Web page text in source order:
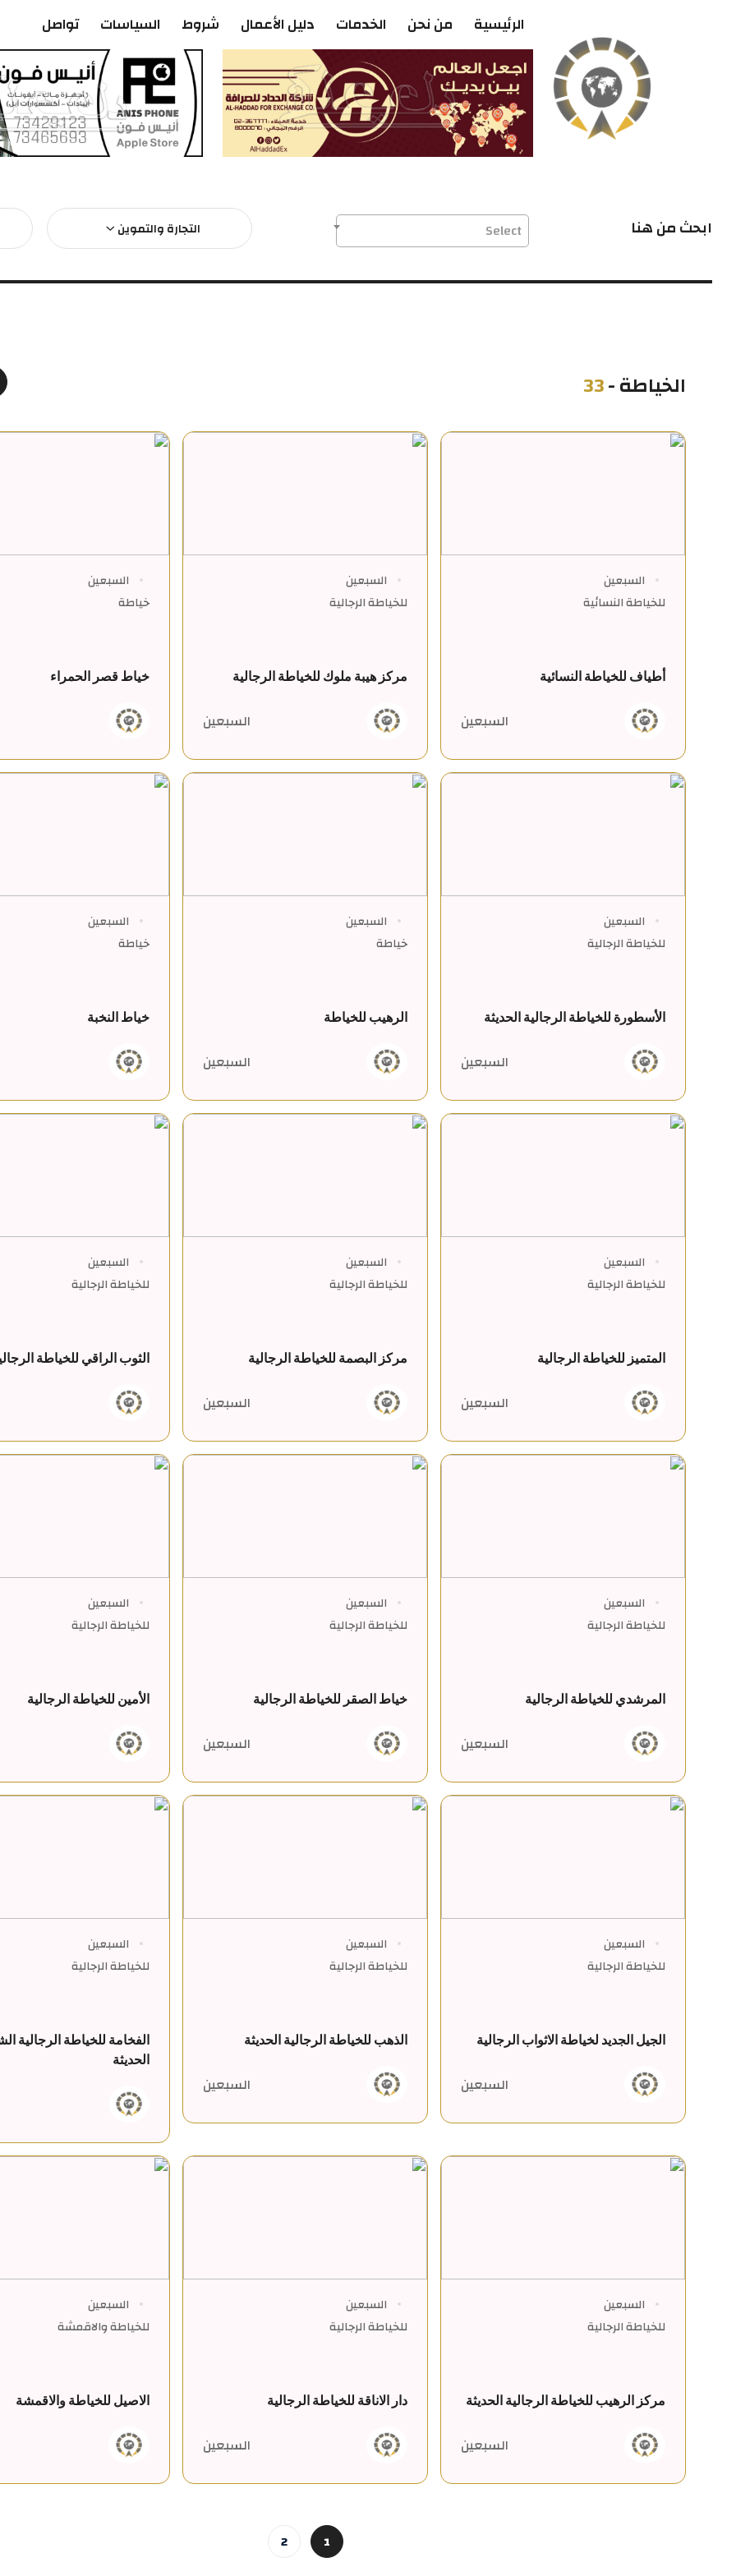
الرئيسية من نحن الخدمات دليل الأعمال شروط السياسات تواصل
ابحث من هنا Select التجارة والتموين
الخياطة-
33
السبعين
للخياطة النسائية
أطياف للخياطة النسائية
السبعين
السبعين
للخياطة الرجالية
مركز هيبة ملوك للخياطة الرجالية
السبعين
السبعين
خياطة
خياط قصر الحمراء
السبعين
للخياطة الرجالية
الأسطورة للخياطة الرجالية الحديثة
السبعين
السبعين
خياطة
الرهيب للخياطة
السبعين
السبعين
خياطة
خياط النخبة
السبعين
للخياطة الرجالية
المتميز للخياطة الرجالية
السبعين
السبعين
للخياطة الرجالية
مركز البصمة للخياطة الرجالية
السبعين
السبعين
للخياطة الرجالية
الثوب الراقي للخياطة
السبعين
للخياطة الرجالية
المرشدي للخياطة الرجالية
السبعين
السبعين
للخياطة الرجالية
خياط الصقر للخياطة الرجالية
السبعين
السبعين
للخياطة الرجالية
الأمين للخياطة الرجالية
السبعين
للخياطة الرجالية
الجيل الجديد لخياطة الاثواب الرجالية
السبعين
السبعين
للخياطة الرجالية
الذهب للخياطة الرجالية الحديثة
السبعين
السبعين
للخياطة الرجالية
الفخامة للخياطة الرجالية
الحديثة
السبعين
للخياطة الرجالية
مركز الرهيب للخياطة الرجالية الحديثة
السبعين
السبعين
للخياطة الرجالية
دار الاناقة للخياطة الرجالية
السبعين
السبعين
للخياطة والاقمشة
الاصيل للخياطة والاقمشة
1
2